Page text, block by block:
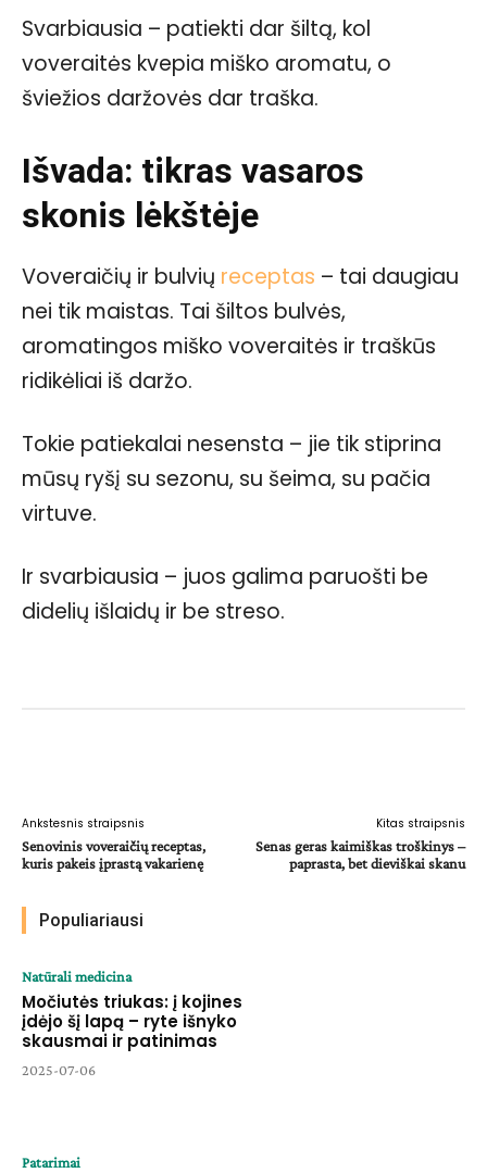
Svarbiausia – patiekti dar šiltą, kol
voveraitės kvepia miško aromatu, o
šviežios daržovės dar traška.
Išvada: tikras vasaros
skonis lėkštėje
Voveraičių ir bulvių receptas – tai daugiau
nei tik maistas. Tai šiltos bulvės,
aromatingos miško voveraitės ir traškūs
ridikėliai iš daržo.
Tokie patiekalai nesensta – jie tik stiprina
mūsų ryšį su sezonu, su šeima, su pačia
virtuve.
Ir svarbiausia – juos galima paruošti be
didelių išlaidų ir be streso.
Ankstesnis straipsnis
Senovinis voveraičių receptas,
kuris pakeis įprastą vakarienę
Kitas straipsnis
Senas geras kaimiškas troškinys –
paprasta, bet dieviškai skanu
Populiariausi
Natūrali medicina
Močiutės triukas: į kojines
įdėjo šį lapą – ryte išnyko
skausmai ir patinimas
2025-07-06
Patarimai